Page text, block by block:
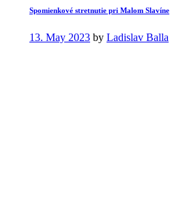
Spomienkové stretnutie pri Malom Slavíne
13. May 2023 by Ladislav Balla